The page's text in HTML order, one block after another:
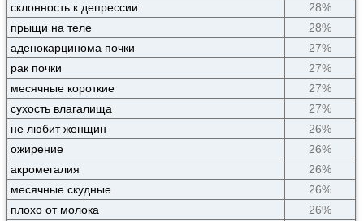
склонность к депрессии
28%
прыщи на теле
28%
аденокарцинома почки
27%
рак почки
27%
месячные короткие
27%
сухость влагалища
27%
не любит женщин
26%
ожирение
26%
акромегалия
26%
месячные скудные
26%
плохо от молока
26%